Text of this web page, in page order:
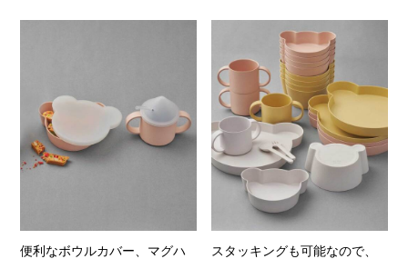
便利なボウルカバー、マグハ
スタッキングも可能なので、